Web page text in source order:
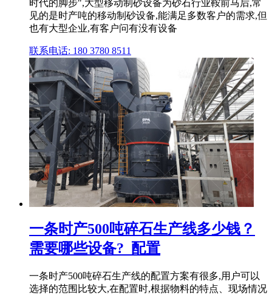
时代的脚步",大型移动制砂设备为砂石行业鞍前马后,常
见的是时产吨的移动制砂设备,能满足多数客户的需求,但
也有大型企业,有客户问有没有设备
联系电话: 180 3780 8511
一条时产500吨碎石生产线多少钱？
需要哪些设备?_配置
一条时产500吨碎石生产线的配置方案有很多,用户可以
选择的范围比较大,在配置时,根据物料的特点、现场情况